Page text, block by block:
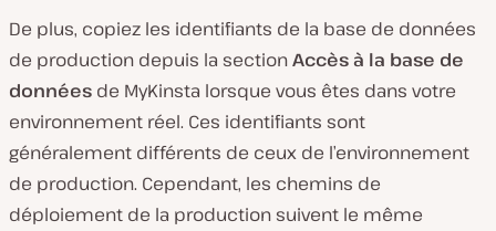
De plus, copiez les identifiants de la base de données
de production depuis la sectionAccès à la base de
données de MyKinsta lorsque vous êtes dans votre
environnement réel. Ces identifiants sont
généralement différents de ceux de l’environnement
de production. Cependant, les chemins de
déploiement de la production suivent le même